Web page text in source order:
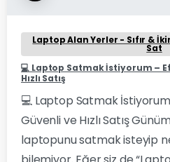
Laptop Alan Yerler - Sıfır &
Sat
💻 Laptop Satmak İstiyorum –
Hızlı Satış
💻 Laptop Satmak
Güvenli ve Hızlı Satış
laptopunu satmak isteyip